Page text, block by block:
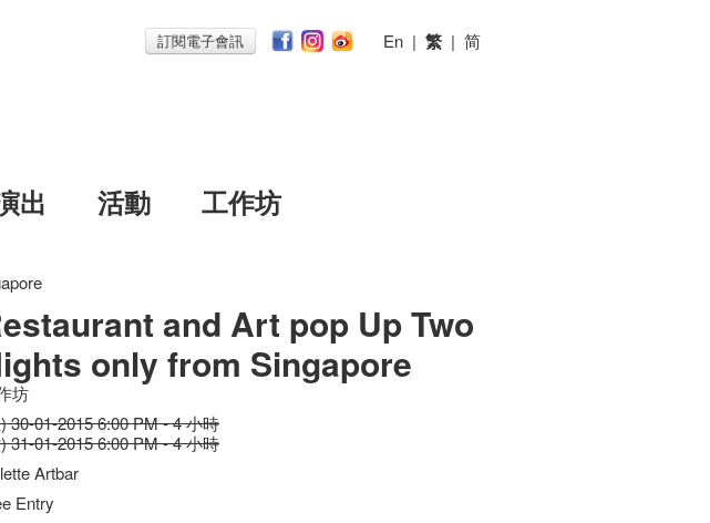
訂閱電子會訊 En | 繁 | 简
出 活動
工作坊
and Art pop Up Two
only from Singapore
坊
30-01-2015 6:00 PM - 4 小時
31-01-2015 6:00 PM - 4 小時
Artbar
Entry